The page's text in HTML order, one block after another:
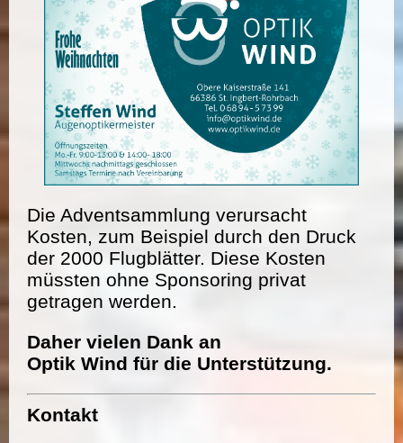
Die Adventsammlung verursacht
Kosten, zum Beispiel durch den Druck
der 2000 Flugblätter. Diese Kosten
müssten ohne Sponsoring privat
getragen werden.
Daher vielen Dank an
Optik Wind für die Unterstützung.
Kontakt